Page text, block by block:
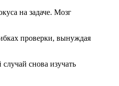
на задаче. Мозг
проверки, вынуждая
снова изучать